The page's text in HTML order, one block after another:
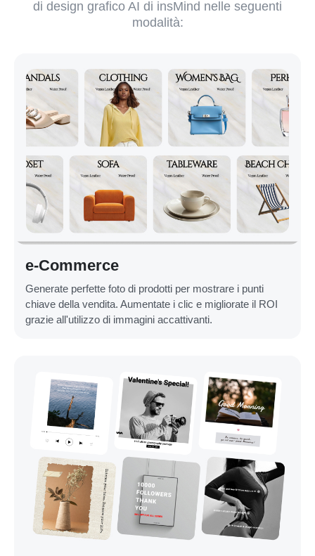
di design grafico AI di insMind nelle seguenti
modalità:
e-Commerce
Generate perfette foto di prodotti per mostrare i punti
chiave della vendita. Aumentate i clic e migliorate il ROI
grazie all'utilizzo di immagini accattivanti.